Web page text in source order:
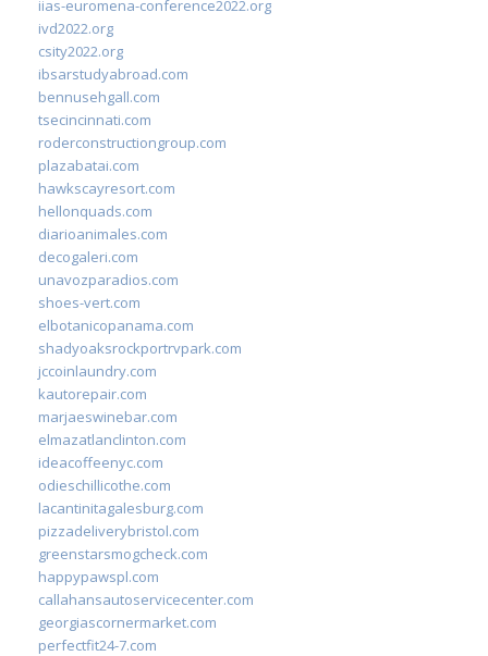
iias-euromena-conference2022.org
ivd2022.org
csity2022.org
ibsarstudyabroad.com
bennusehgall.com
tsecincinnati.com
roderconstructiongroup.com
plazabatai.com
hawkscayresort.com
hellonquads.com
diarioanimales.com
decogaleri.com
unavozparadios.com
shoes-vert.com
elbotanicopanama.com
shadyoaksrockportrvpark.com
jccoinlaundry.com
kautorepair.com
marjaeswinebar.com
elmazatlanclinton.com
ideacoffeenyc.com
odieschillicothe.com
lacantinitagalesburg.com
pizzadeliverybristol.com
greenstarsmogcheck.com
happypawspl.com
callahansautoservicecenter.com
georgiascornermarket.com
perfectfit24-7.com